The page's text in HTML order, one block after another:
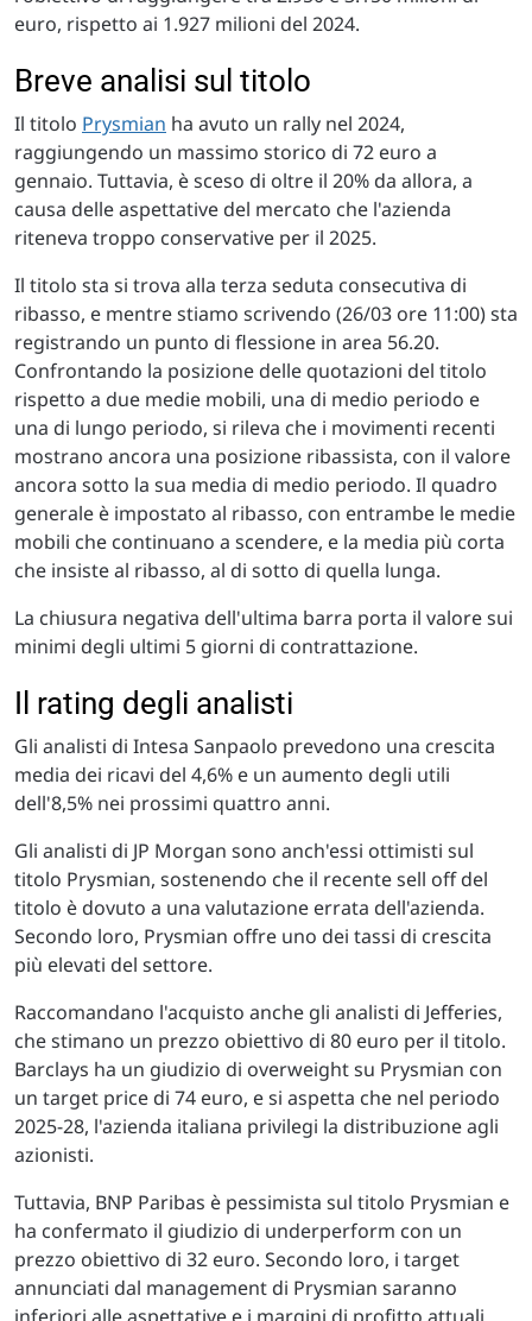
euro, rispetto ai 1.927 milioni del 2024.
Breve analisi sul titolo
Il titolo Prysmian ha avuto un rally nel 2024,
raggiungendo un massimo storico di 72 euro a
gennaio. Tuttavia, è sceso di oltre il 20% da allora, a
causa delle aspettative del mercato che l'azienda
riteneva troppo conservative per il 2025.
Il titolo sta si trova alla terza seduta consecutiva di
ribasso, e mentre stiamo scrivendo (26/03 ore 11:00) sta
registrando un punto di flessione in area 56.20.
Confrontando la posizione delle quotazioni del titolo
rispetto a due medie mobili, una di medio periodo e
una di lungo periodo, si rileva che i movimenti recenti
mostrano ancora una posizione ribassista, con il valore
ancora sotto la sua media di medio periodo. Il quadro
generale è impostato al ribasso, con entrambe le medie
mobili che continuano a scendere, e la media più corta
che insiste al ribasso, al di sotto di quella lunga.
La chiusura negativa dell'ultima barra porta il valore sui
minimi degli ultimi 5 giorni di contrattazione.
Il rating degli analisti
Gli analisti di Intesa Sanpaolo prevedono una crescita
media dei ricavi del 4,6% e un aumento degli utili
dell'8,5% nei prossimi quattro anni.
Gli analisti di JP Morgan sono anch'essi ottimisti sul
titolo Prysmian, sostenendo che il recente sell off del
titolo è dovuto a una valutazione errata dell'azienda.
Secondo loro, Prysmian offre uno dei tassi di crescita
più elevati del settore.
Raccomandano l'acquisto anche gli analisti di Jefferies,
che stimano un prezzo obiettivo di 80 euro per il titolo.
Barclays ha un giudizio di overweight su Prysmian con
un target price di 74 euro, e si aspetta che nel periodo
2025-28, l'azienda italiana privilegi la distribuzione agli
azionisti.
Tuttavia, BNP Paribas è pessimista sul titolo Prysmian e
ha confermato il giudizio di underperform con un
prezzo obiettivo di 32 euro. Secondo loro, i target
annunciati dal management di Prysmian saranno
inferiori alle aspettative e i margini di profitto attuali